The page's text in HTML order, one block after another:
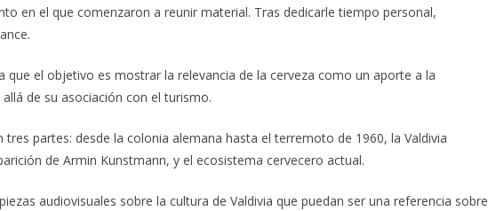
en el que comenzaron a reunir material. Tras dedicarle tiempo personal,
que el objetivo es mostrar la relevancia de la cerveza como un aporte a la
de su asociación con el turismo.
tres partes: desde la colonia alemana hasta el terremoto de 1960, la Valdivia
de Armin Kunstmann, y el ecosistema cervecero actual.
audiovisuales sobre la cultura de Valdivia que puedan ser una referencia sobre